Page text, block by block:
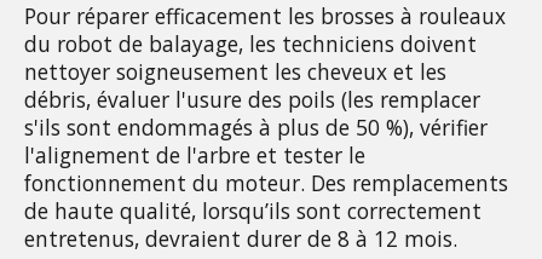
Pour réparer efficacement les brosses à rouleaux
du robot de balayage, les techniciens doivent
nettoyer soigneusement les cheveux et les
débris, évaluer l'usure des poils (les remplacer
s'ils sont endommagés à plus de 50 %), vérifier
l'alignement de l'arbre et tester le
fonctionnement du moteur. Des remplacements
de haute qualité, lorsqu’ils sont correctement
entretenus, devraient durer de 8 à 12 mois.